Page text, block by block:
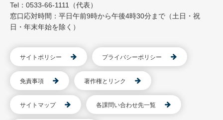
Tel：0533-66-1111（代表）
窓口応対時間：平日午前9時から午後4時30分まで（土日・祝
日・年末年始を除く）
サイトポリシー プライバシーポリシー
免責事項 著作権とリンク
サイトマップ 各課問い合わせ先一覧